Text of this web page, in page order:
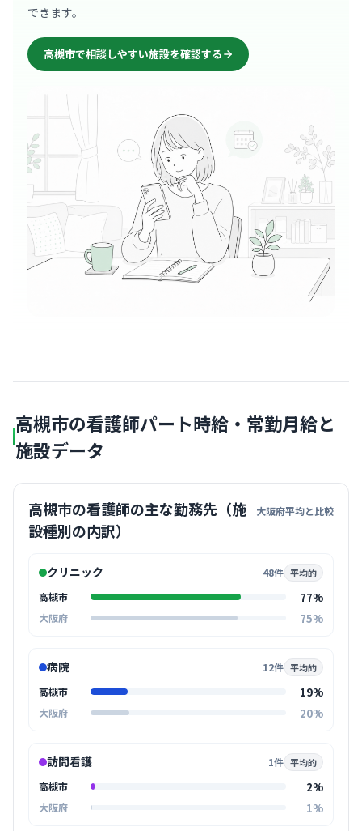
できます。
高槻市で相談しやすい施設を確認する
高槻市の看護師パート時給・常勤月給と
施設データ
高槻市の看護師の主な勤務先（施
設種別の内訳）
大阪府平均と比較
クリニック 48件 平均的
高槻市 77%
大阪府 75%
病院 12件 平均的
高槻市 19%
大阪府 20%
訪問看護 1件 平均的
高槻市 2%
大阪府 1%